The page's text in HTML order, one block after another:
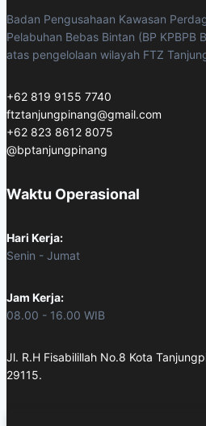
2024
(INDOKRAF)
Pemaren
5
24
2024
Badan Pengusahaan Kawasan
Pelabuhan Bebas Bintan (BP
atas pengelolaan wilayah FTZ
+62 819 9155 7740
ftztanjungpinang@gmail.com
+62 823 8612 8075
@bptanjungpinang
Waktu Operasional
Hari Kerja:
Senin - Jumat
Jam Kerja:
08.00 - 16.00 WIB
Jl. R.H Fisabilillah No.8 Kota
29115.